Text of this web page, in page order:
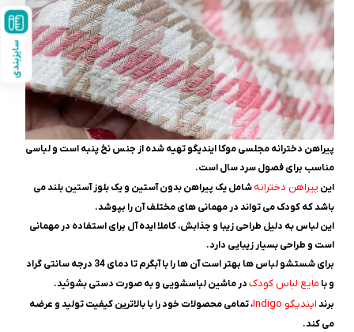
سایزبندی
پیراهن دخترانه مجلسی موکا ایندیگو تهیه شده از جنس نخ پنبه است و لباسی
مناسب برای فصول سرد سال است.
این پیراهن دخترانهشامل یک پیراهن بدون آستین و یک بلوز آستین بلند می
باشد که کودک می تواند در مهمانی های مختلف آن را بپوشد.
این لباس به دلیل طراحی زیبا و جذابش، کاملا ایده ‌آل برای استفاده در مهمانی
است و طراحی بسیار زیبایی دارد.
برای شستشو لباس ها بهتر است آن ها را با آبگرم تا دمای 34 درجه سانتی گراد
و با مایع لباس کودکدر ماشین لباسشویی و به صورت دستی بشوئید.
برندایندیگو Indigo
، تمامی محصولات خود را با بالاترین کیفیت تولید و عرضه
می ‌کند.